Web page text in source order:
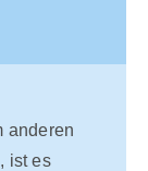
anderen
ist es